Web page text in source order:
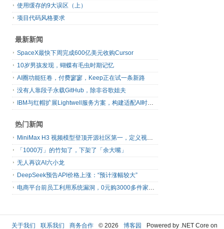
使用缓存的9大误区（上）
项目代码风格要求
最新新闻
SpaceX最快下周完成600亿美元收购Cursor
10岁男孩发现，蝴蝶有毛虫时期记忆
AI圈功能狂卷，付费寥寥，Keep正在试一条新路
没有人靠段子永载GitHub，除非谷歌姐夫
IBM与红帽扩展Lightwell服务方案，构建适配AI时代开源生态的可信基础设施
热门新闻
MiniMax H3 视频模型登顶开源社区第一，定义视频模型领域“斩杀线”
「1000万」的竹知了，下架了「余大嘴」
无人再议AI六小龙
DeepSeek预告API价格上涨：“预计涨幅较大”
电商平台前员工利用系统漏洞，0元购3000多件家电！
关于我们 联系我们 商务合作 © 2026 博客园 Powered by .NET Core on